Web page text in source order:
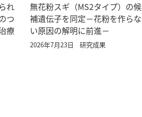
れ
つ
療
無花粉スギ（MS2タイプ）の候
補遺伝子を同定－花粉を作らな
い原因の解明に前進－
2026年7月23日 研究成果